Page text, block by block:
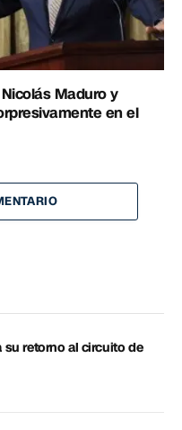
Maduro y
en el
su retorno al circuito de